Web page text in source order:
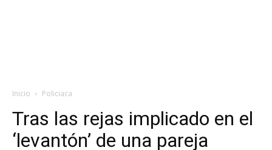
Inicio Policiaca
Tras las rejas implicado en el
‘levantón’ de una pareja